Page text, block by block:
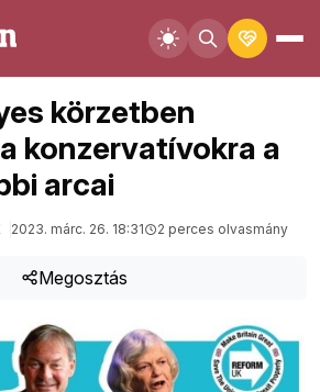
körzetben
konzervatívokra a
arcai
2023. márc. 26. 18:31 2 perces olvasmány
Megosztás